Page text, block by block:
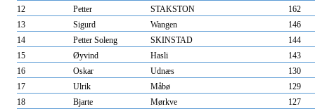
12
Petter STAKSTON
162
13
Sigurd Wangen
146
14
Petter Soleng SKINSTAD
144
15
Øyvind Hasli
143
16
Oskar Udnæs
130
17
Ulrik Måbø
129
18
Bjarte Mørkve
127